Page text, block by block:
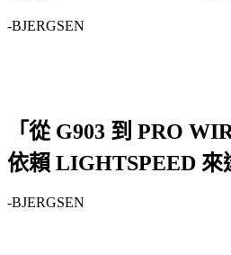
-BJERGSEN
「從 G903 到 PRO
依賴 LIGHTSPEED 來
-BJERGSEN